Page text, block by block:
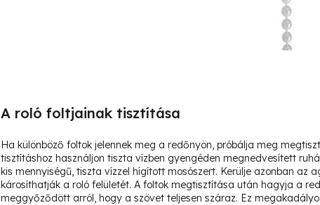
A roló foltjainak tisztítása
Ha különböző foltok jelennek meg a redőnyön, próbálja meg
tisztításhoz használjon tiszta vízben gyengéden megnedvesített
kis mennyiségű, tiszta vízzel hígított mosószert. Kerülje azonban
károsíthatják a roló felületét. A foltok megtisztítása után hagyja a
meggyőződött arról, hogy a szövet teljesen száraz. Ez